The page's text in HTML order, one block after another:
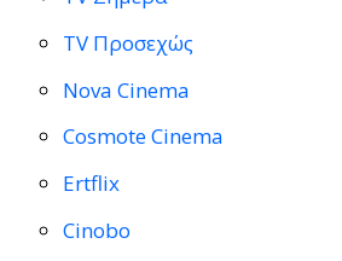
TV Προσεχώς
Nova Cinema
Cosmote Cinema
Ertflix
Cinobo